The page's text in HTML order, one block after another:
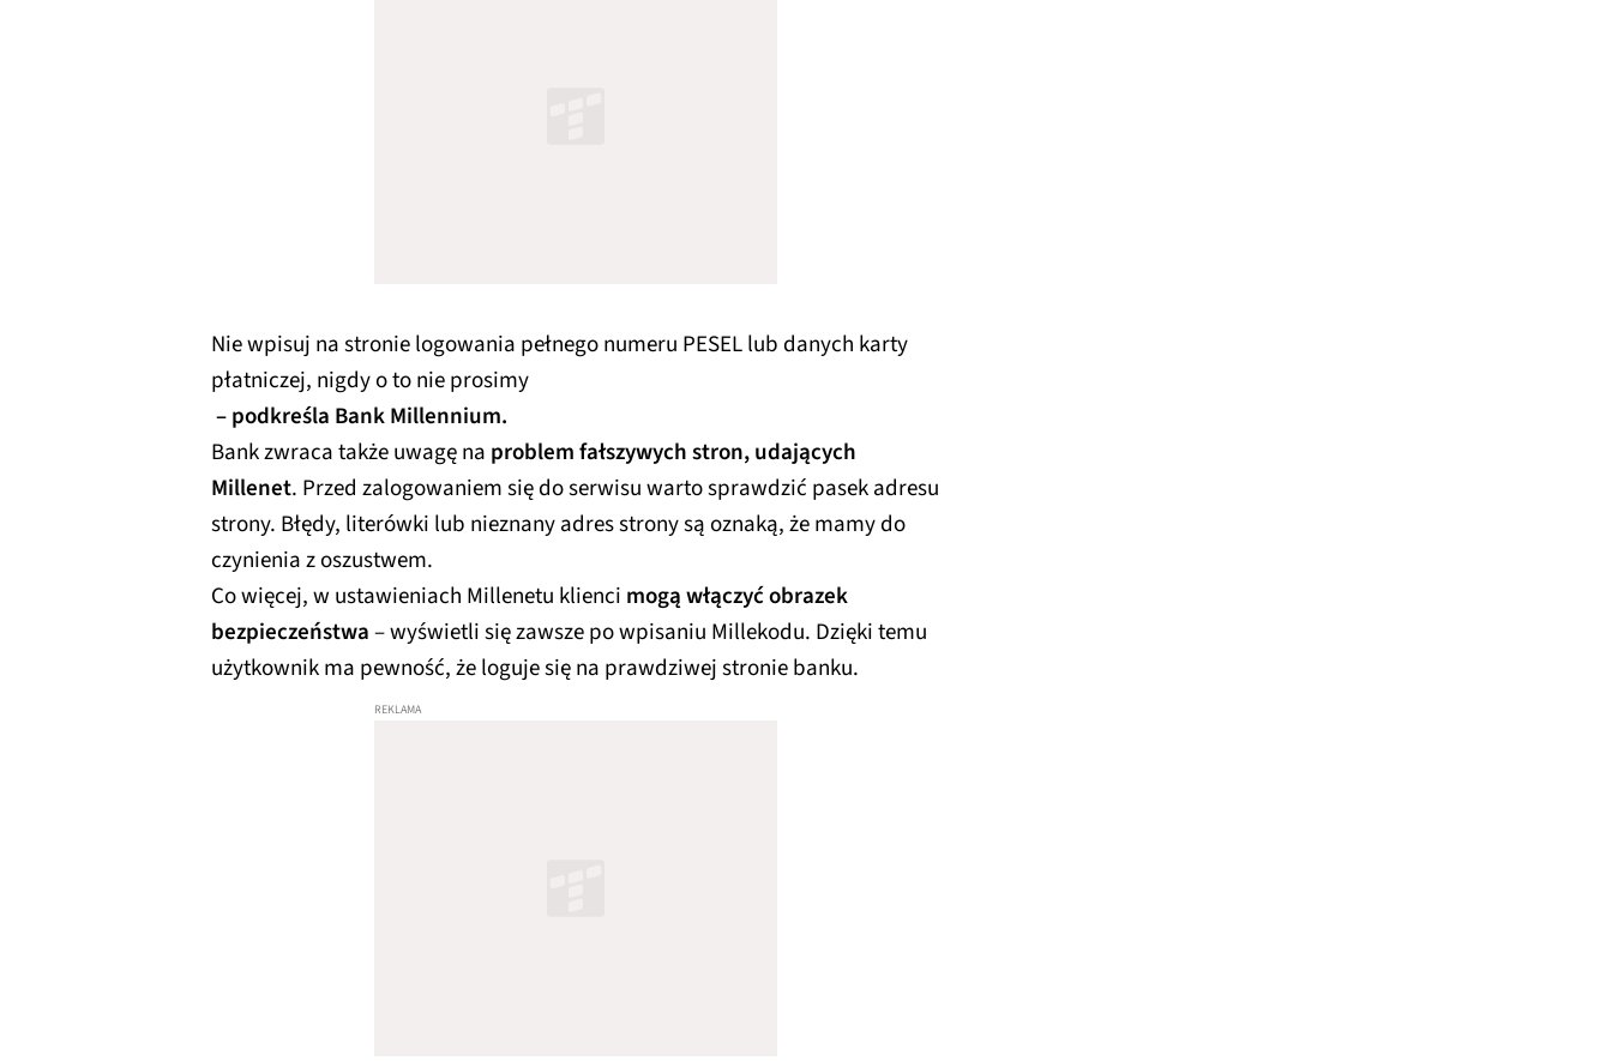
Nie wpisuj na stronie logowania pełnego numeru PESEL lub danych karty
płatniczej, nigdy o to nie prosimy
– podkreśla Bank Millennium.
Bank zwraca także uwagę na problem fałszywych stron, udających
Millenet. Przed zalogowaniem się do serwisu warto sprawdzić pasek adresu
strony. Błędy, literówki lub nieznany adres strony są oznaką, że mamy do
czynienia z oszustwem.
Co więcej, w ustawieniach Millenetu klienci mogą włączyć obrazek
bezpieczeństwa– wyświetli się zawsze po wpisaniu Millekodu. Dzięki temu
użytkownik ma pewność, że loguje się na prawdziwej stronie banku.